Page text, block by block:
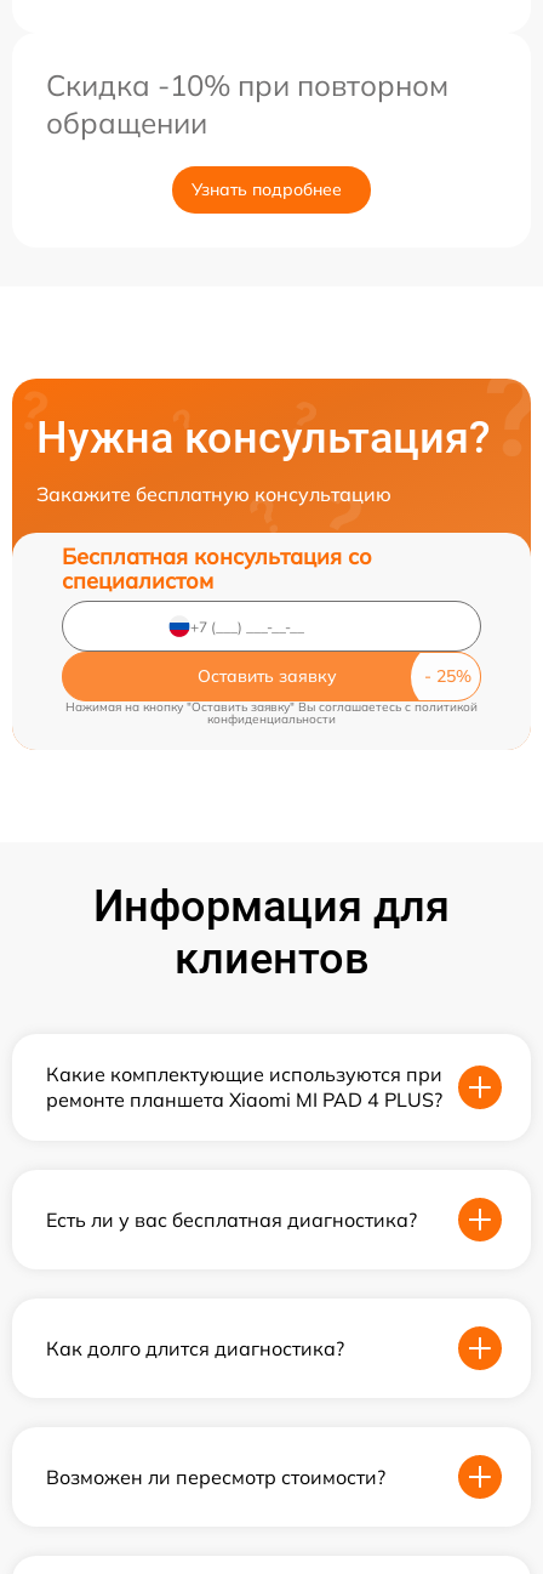
Скидка -10% при повторном
обращении
Узнать подробнее
Нужна консультация?
Закажите бесплатную консультацию
Бесплатная консультация со
специалистом
Оставить заявку
Нажимая на кнопку "Оставить заявку" Вы соглашаетесь cполитикой
конфиденциальности
Информация для
клиентов
Какие комплектующие используются при
ремонте планшета Xiaomi MI PAD 4 PLUS?
Есть ли у вас бесплатная диагностика?
Как долго длится диагностика?
Возможен ли пересмотр стоимости?